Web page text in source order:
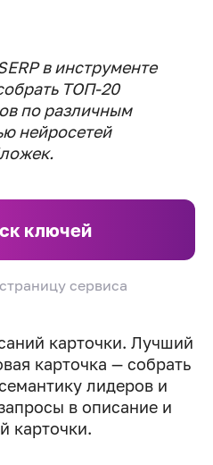
в инструменте
ТОП-20
по различным
нейросетей
ключей
сервиса
карточки. Лучший
карточка — собрать
лидеров и
в описание и
карточки.